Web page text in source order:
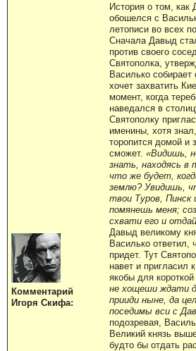
Комментарий
Игоря Скифа:
История о том, как
обошелся с
летописи во всех
Сначала Давыд
против своего
Святополка,
Василько
хочет захватить
момент, когда
наведался в
Святополку
именины, хотя
торопится домой и
сможет. «Видишь,
знать, находясь в
что же будет,
землю? Увидишь,
твои Туров, Пинск
помянешь меня;
схвати его и
Давыд великому
Василько ответил,
придет. Тут
навет и пригласил
якобы для короткой
не хощеши ждати
прииди ныне, да
поседимы вси с
подозревая,
Великий князь
будто бы отдать